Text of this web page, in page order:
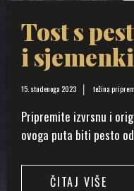
Tost s
i
15. studenoga 2023 težina
Pripremite izvrsnu i
ovoga puta biti pesto
ČITAJ VIŠE